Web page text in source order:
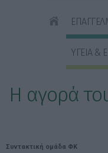
ΥΓΕΙΑ &
Η αγορά
Συντακτική ομάδα ΦΚ